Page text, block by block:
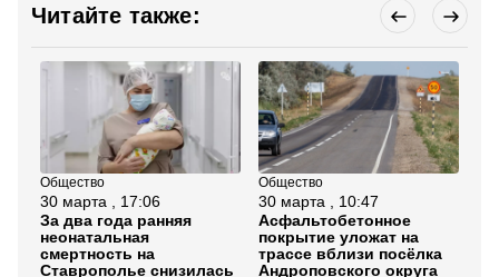
Читайте также:
Общество
30 марта , 17:06
За два года ранняя
неонатальная
смертность на
Ставрополье снизилась
Общество
30 марта , 10:47
Асфальтобетонное
покрытие уложат на
трассе вблизи посёлка
Андроповского округа